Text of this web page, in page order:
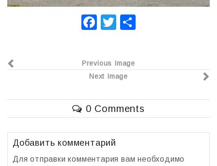
F
e
b
o
o
k
T
er р
в
и
т
Previous Image
Next Image
0 Comments
Добавить комментарий
Для отправки комментария вам необходимо